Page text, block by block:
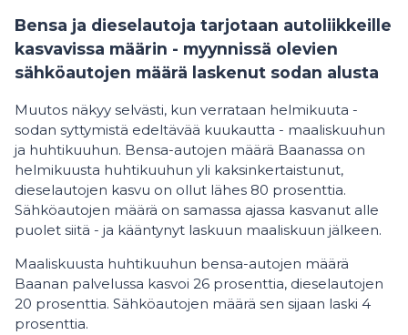
Bensa ja dieselautoja tarjotaan autoliikkeille
kasvavissa määrin - myynnissä olevien
sähköautojen määrä laskenut sodan alusta
Muutos näkyy selvästi, kun verrataan helmikuuta -
sodan syttymistä edeltävää kuukautta - maaliskuuhun
ja huhtikuuhun. Bensa-autojen määrä Baanassa on
helmikuusta huhtikuuhun yli kaksinkertaistunut,
dieselautojen kasvu on ollut lähes 80 prosenttia.
Sähköautojen määrä on samassa ajassa kasvanut alle
puolet siitä - ja kääntynyt laskuun maaliskuun jälkeen.
Maaliskuusta huhtikuuhun bensa-autojen määrä
Baanan palvelussa kasvoi 26 prosenttia, dieselautojen
20 prosenttia. Sähköautojen määrä sen sijaan laski 4
prosenttia.